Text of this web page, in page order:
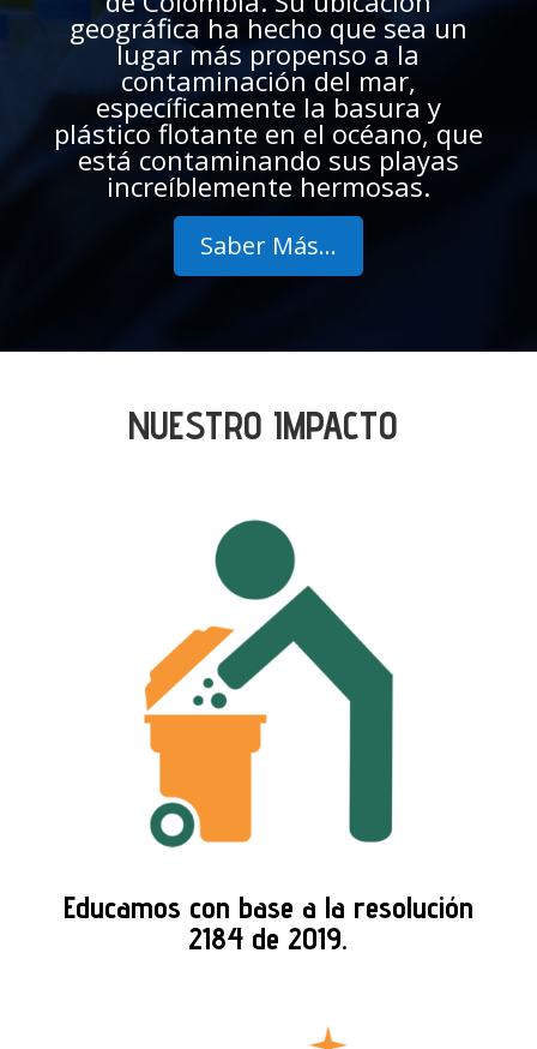
geográfica ha hecho que sea un
lugar más propenso a la
contaminación del mar,
específicamente la basura y
plástico flotante en el océano, que
está contaminando sus playas
increíblemente hermosas.
Saber Más...
NUESTRO IMPACTO
Educamos con base a la resolución
2184 de 2019.